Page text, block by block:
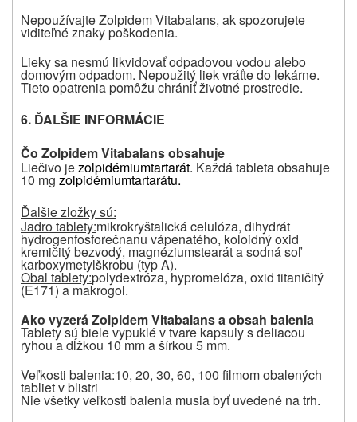
Nepoužívajte Zolpidem Vitabalans, ak spozorujete
viditeľné znaky poškodenia.
Lieky sa nesmú likvidovať odpadovou vodou alebo
domovým odpadom. Nepoužitý liek vráťte do lekárne.
Tieto opatrenia pomôžu chrániť životné prostredie.
6. ĎALŠIE INFORMÁCIE
Čo Zolpidem Vitabalans obsahuje
Liečivo jezolpidémiumtartarát. Každá tableta obsahuje
10 mg zolpidémiumtartarátu.
Ďalšie zložky sú:
Jadro tablety:mikrokryštalická celulóza, dihydrát
hydrogenfosforečnanu vápenatého, koloidný oxid
kremičitý bezvodý, magnéziumstearát a sodná soľ
karboxymetylškrobu (typ A).
Obal tablety:polydextróza, hypromelóza, oxid titaničitý
(E171) a makrogol.
Ako vyzerá Zolpidem Vitabalans aobsah balenia
Tablety sú biele vypuklé v tvare kapsuly s deliacou
ryhou a dĺžkou 10 mm a šírkou 5 mm.
Veľkosti balenia:10, 20, 30, 60, 100 filmom obalených
tabliet v blistri
Nie všetky veľkosti balenia musia byť uvedené na trh.